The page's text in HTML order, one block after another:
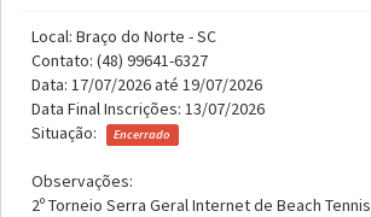
Local: Braço do Norte - SC
Contato: (48) 99641-6327
Data: 17/07/2026 até 19/07/2026
Data Final Inscrições: 13/07/2026
Situação:
Encerrado
Observações:
2º Torneio Serra Geral Internet de Beach Tennis